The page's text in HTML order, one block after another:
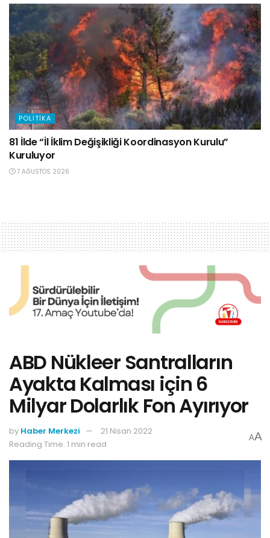
POLITIKA
81 İlde “İl İklim Değişikliği Koordinasyon Kurulu”
Kuruluyor
7 AĞUSTOS 2026
ABD Nükleer Santralların
Ayakta Kalması için 6
Milyar Dolarlık Fon Ayırıyor
by Haber Merkezi
21 Nisan 2022
Reading Time: 1 min read
AA